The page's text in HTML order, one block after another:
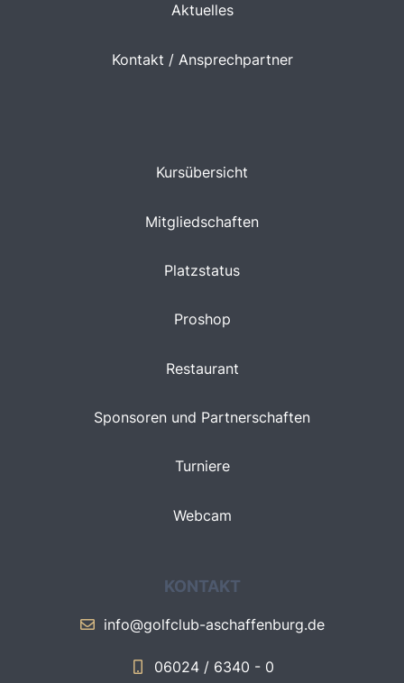
Aktuelles
Kontakt / Ansprechpartner
Kursübersicht
Mitgliedschaften
Platzstatus
Proshop
Restaurant
Sponsoren und Partnerschaften
Turniere
Webcam
KONTAKT
info@golfclub-aschaffenburg.de
06024 / 6340 - 0